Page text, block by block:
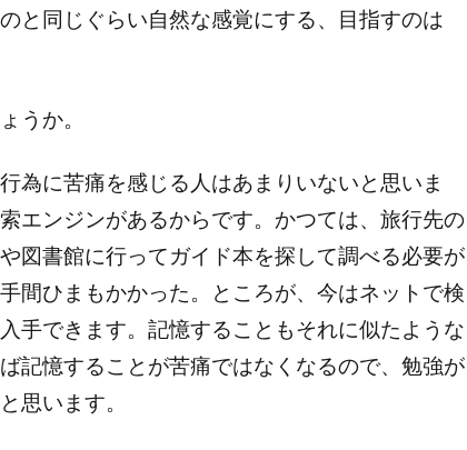
と同じぐらい自然な感覚にする、目指すのは
うか。
為に苦痛を感じる人はあまりいないと思いま
エンジンがあるからです。かつては、旅行先の
図書館に行ってガイド本を探して調べる必要が
間ひまもかかった。ところが、今はネットで検
手できます。記憶することもそれに似たような
記憶することが苦痛ではなくなるので、勉強が
思います。